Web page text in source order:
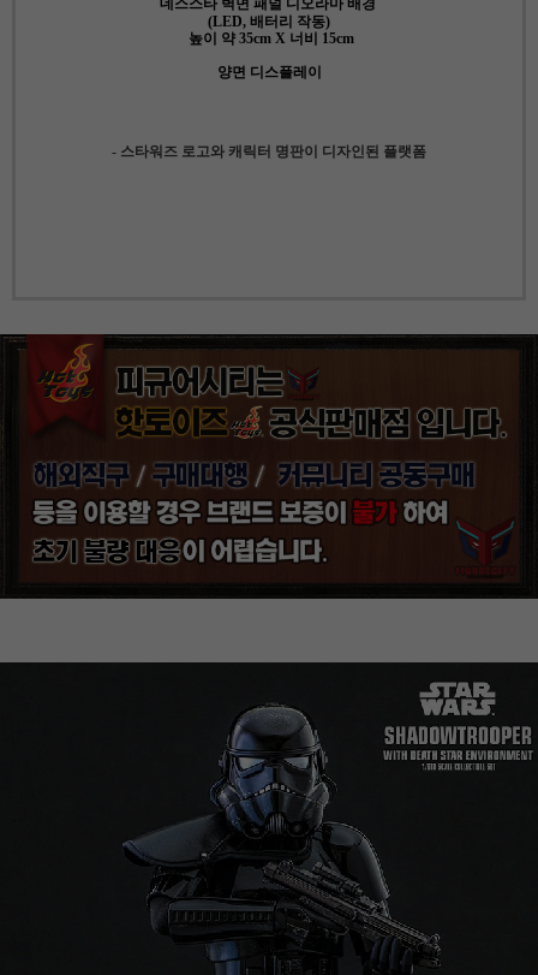
데스스타 벽면 패널 디오라마 배경
(LED, 배터리 작동)
높이 약 35cm X 너비 15cm
양면 디스플레이
- 스타워즈 로고와 캐릭터 명판이 디자인된 플랫폼